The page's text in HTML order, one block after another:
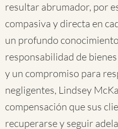
resultar abrumador, por
compasiva y directa en
un profundo
responsabilidad de
y un compromiso para
negligentes, Lindsey
compensación que sus
recuperarse y seguir